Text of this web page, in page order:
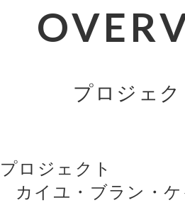
プロジェク
プロジェクト
カイユ・ブラン・